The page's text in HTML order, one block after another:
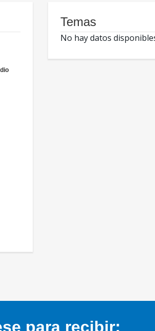
Temas
No hay datos
para recibir: